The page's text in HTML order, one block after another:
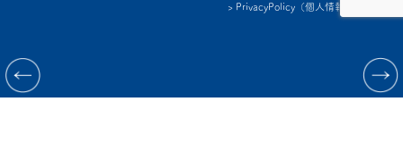
> PrivacyPolicy（個人情報保護方針）